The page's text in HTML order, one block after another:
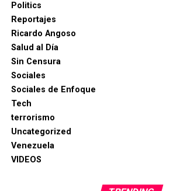
Politics
Reportajes
Ricardo Angoso
Salud al Día
Sin Censura
Sociales
Sociales de Enfoque
Tech
terrorismo
Uncategorized
Venezuela
VIDEOS